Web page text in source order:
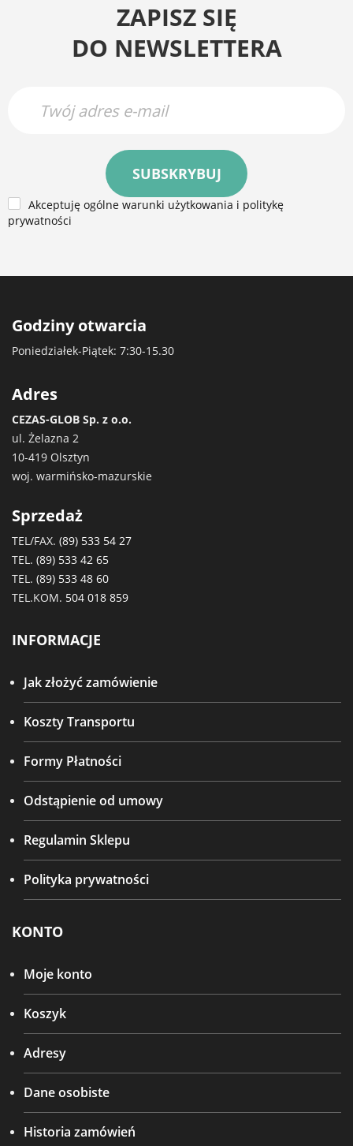
ZAPISZ SIĘ
DO NEWSLETTERA
SUBSKRYBUJ
Akceptuję ogólne warunki użytkowania i politykę
prywatności
Godziny otwarcia
Poniedziałek-Piątek: 7:30-15.30
Adres
CEZAS-GLOB Sp. z o.o.
ul. Żelazna 2
10-419 Olsztyn
woj. warmińsko-mazurskie
Sprzedaż
TEL/FAX. (89) 533 54 27
TEL. (89) 533 42 65
TEL. (89) 533 48 60
TEL.KOM. 504 018 859
INFORMACJE
Jak złożyć zamówienie
Koszty Transportu
Formy Płatności
Odstąpienie od umowy
Regulamin Sklepu
Polityka prywatności
KONTO
Moje konto
Koszyk
Adresy
Dane osobiste
Historia zamówień